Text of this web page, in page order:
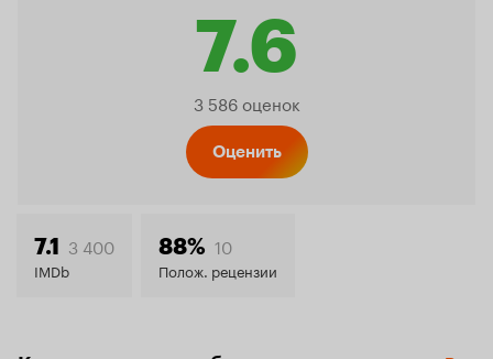
7.6
Рейтинг
7.6
3 586 оценок
Оценить
7.1 3 400
IMDb
88% 10
Полож. рецензии